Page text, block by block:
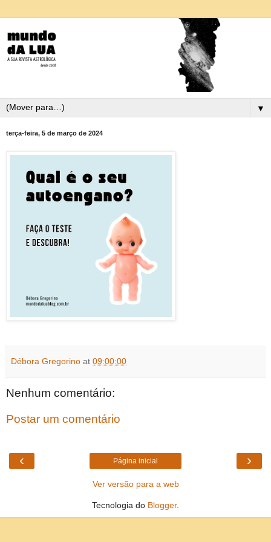
▼
terça-feira, 5 de março de 2024
Débora Gregorino at 09:00:00
Nenhum comentário:
Postar um comentário
‹ ›
Página inicial
Ver versão para a web
Tecnologia do Blogger.